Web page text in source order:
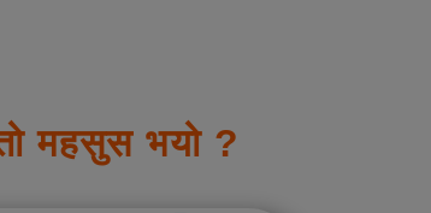
महसुस भयो ?